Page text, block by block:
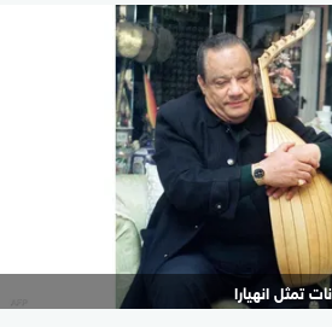
تمثل انهيارا